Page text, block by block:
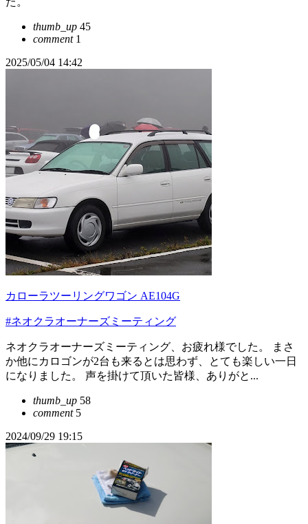
thumb_up 45
comment1
2025/05/04 14:42
カローラツーリングワゴン AE104G
#ネオクラオーナーズミーティング
ネオクラオーナーズミーティング、お疲れ様でした。 まさ
か他にカロゴンが2台も来るとは思わず、とても楽しい一日
になりました。 声を掛けて頂いた皆様、ありがと...
thumb_up 58
comment5
2024/09/29 19:15